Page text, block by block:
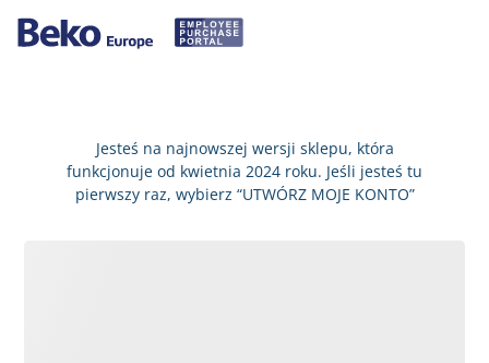
Jesteś na najnowszej wersji sklepu, która
funkcjonuje od kwietnia 2024 roku. Jeśli jesteś tu
pierwszy raz, wybierz “UTWÓRZ MOJE KONTO”